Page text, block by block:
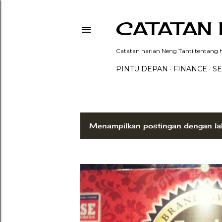
CATATAN
Catatan harian Neng Tanti tentang
PINTU DEPAN FINANCE
P
s
t
i
n
Menampilkan postingan dengan